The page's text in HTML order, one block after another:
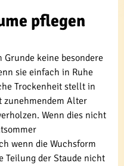
pflegen
keine besondere
sie einfach in Ruhe
Trockenheit stellt in
zunehmendem Alter
Wenn dies nicht
wenn die Wuchsform
Teilung der Staude nicht